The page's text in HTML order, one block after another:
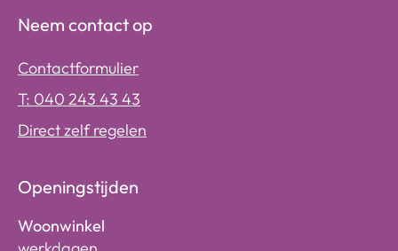
Neem contact op
Contactformulier
T: 040 243 43 43
Direct zelf regelen
Openingstijden
Woonwinkel